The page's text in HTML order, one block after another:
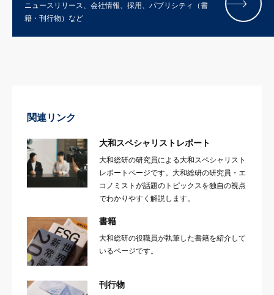
ニュースリリース、会社情報、採用、パブリシティ（書
籍・刊行物）など
関連リンク
大和スペシャリストレポート
大和総研の研究員による大和スペシャリスト
レポートページです。大和総研の研究員・エ
コノミストが話題のトピックスを独自の視点
でわかりやすく解説します。
書籍
大和総研の役職員が執筆した書籍を紹介して
いるページです。
刊行物